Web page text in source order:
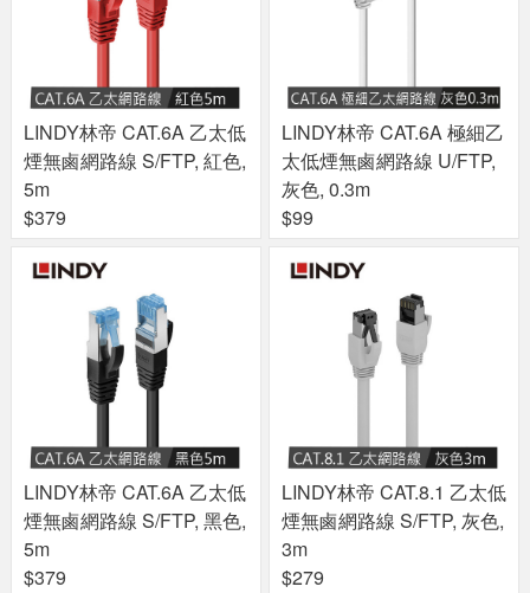
LINDY林帝 CAT.6A 乙太低
煙無鹵網路線 S/FTP, 紅色,
5m
$379
LINDY林帝 CAT.6A 極細乙
太低煙無鹵網路線 U/FTP,
灰色, 0.3m
$99
LINDY林帝 CAT.6A 乙太低
煙無鹵網路線 S/FTP, 黑色,
5m
$379
LINDY林帝 CAT.8.1 乙太低
煙無鹵網路線 S/FTP, 灰色,
3m
$279